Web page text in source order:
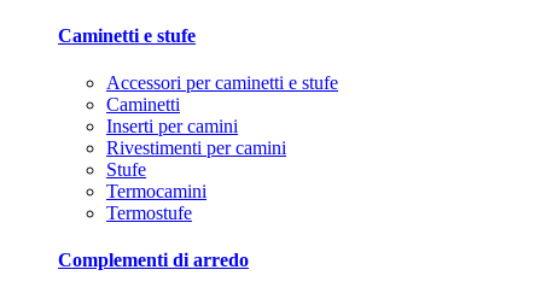
Caminetti e stufe
Accessori per caminetti e stufe
Caminetti
Inserti per camini
Rivestimenti per camini
Stufe
Termocamini
Termostufe
Complementi di arredo